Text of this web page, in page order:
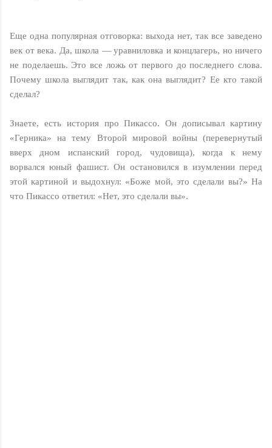
Еще одна популярная отговорка: выхода нет, так все заведено
век от века. Да, школа — уравниловка и концлагерь, но ничего
не поделаешь. Это все ложь от первого до последнего слова.
Почему школа выглядит так, как она выглядит? Ее кто такой
сделал?
Знаете, есть история про Пикассо. Он дописывал картину
«Герника» на тему Второй мировой войны (перевернутый
вверх дном испанский город, чудовища), когда к нему
ворвался юный фашист. Он остановился в изумлении перед
этой картиной и выдохнул: «Боже мой, это сделали вы?» На
что Пикассо ответил: «Нет, это сделали вы».